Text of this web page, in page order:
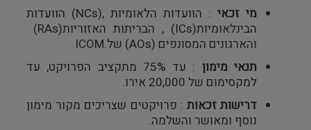
מי זכאי: הוועדות הלאומיות (NCs), הוועדות
הבינלאומיות(ICs)
, הבריתות האזוריות(RAs)
והארגונים המסונפים (AOs) שלICOM.
תנאי מימון :
עד 75% מתקציב הפרויקט, עד
למקסימום של 20,000 אירו
.
דרישות זכאות : פרויקטים שצריכים מקור מימון
נוסף ומאושר והשלמה.